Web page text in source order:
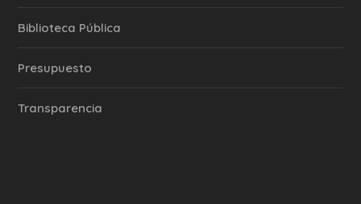
Biblioteca Pública
Presupuesto
Transparencia